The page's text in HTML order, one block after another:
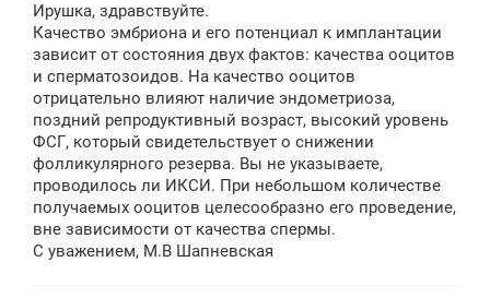
б
щ
н
и
Ирушка, здравствуйте.
Качество эмбриона и его потенциал к имплантации
зависит от состояния двух фактов: качества ооцитов
и сперматозоидов. На качество ооцитов
отрицательно влияют наличие эндометриоза,
поздний репродуктивный возраст, высокий уровень
ФСГ, который свидетельствует о снижении
фолликулярного резерва. Вы не указываете,
проводилось ли ИКСИ. При небольшом количестве
получаемых ооцитов целесообразно его проведение,
вне зависимости от качества спермы.
С уважением, М.В Шапневская